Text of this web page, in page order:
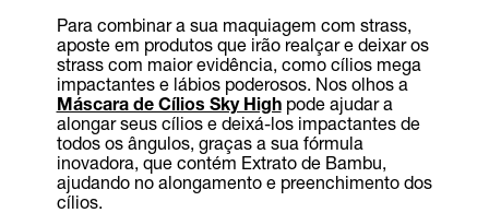
Para combinar a sua maquiagem com strass,
aposte em produtos que irão realçar e deixar os
strass com maior evidência, como cílios mega
impactantes e lábios poderosos. Nos olhos a
Máscara de Cílios Sky Highpode ajudar a
alongar seus cílios e deixá-los impactantes de
todos os ângulos, graças a sua fórmula
inovadora, que contém Extrato de Bambu,
ajudando no alongamento e preenchimento dos
cílios.